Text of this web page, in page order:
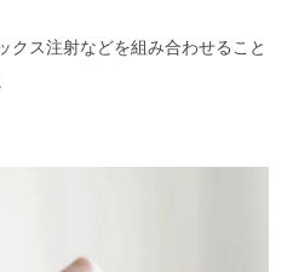
クス注射などを組み合わせること